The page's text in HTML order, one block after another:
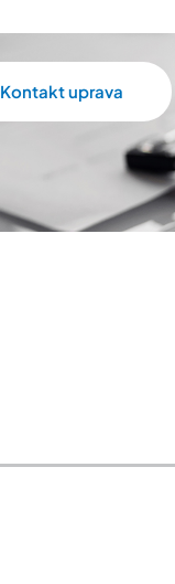
Kontakt uprava